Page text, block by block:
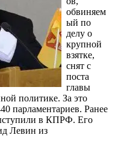
обвиняем
ый по
делу о
крупной
взятке,
снят с
поста
главы
политике. За это
парламентариев. Ранее
в КПРФ. Его
Левин из